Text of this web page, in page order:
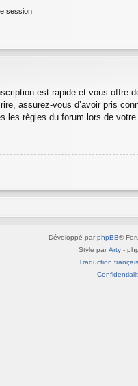
session
est rapide et vous
assurez-vous d’avoir pris
les règles du forum lors de votre
Développé par phpBB®
Style par Arty -
Traduction